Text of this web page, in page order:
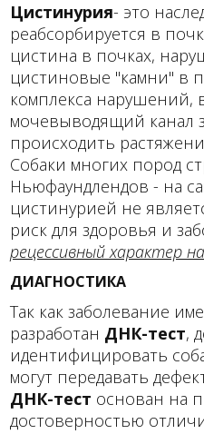
Цистинурия- это
реабсорбируется в
цистина в почках,
цистиновые "камни" в
комплекса нарушений,
мочевыводящий канал
происходить
Собаки многих пород
Ньюфаундлендов - на
цистинурией не
риск для здоровья и
рецессивный характер
ДИАГНОСТИКА
Так как заболевание
разработан ДНК-тест,
идентифицировать
могут передавать
ДНК-тест основан на
достоверностью